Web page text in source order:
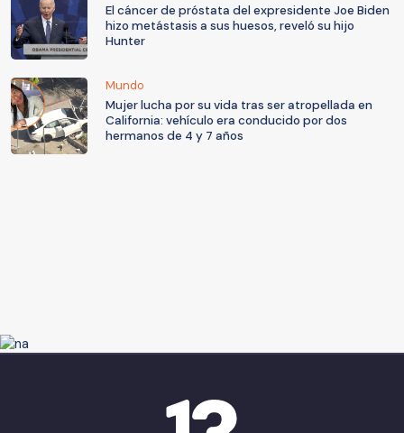
El cáncer de próstata del expresidente Joe Biden
hizo metástasis a sus huesos, reveló su hijo
Hunter
Mundo
Mujer lucha por su vida tras ser atropellada en
California: vehículo era conducido por dos
hermanos de 4 y 7 años